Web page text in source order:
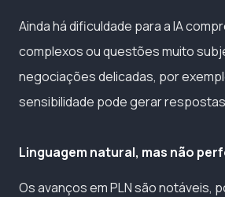
Ainda há dificuldade para a IA
complexos ou questões muito
negociações delicadas, por
sensibilidade pode gerar
Linguagem natural, mas não
Os avanços em PLN são notáveis,